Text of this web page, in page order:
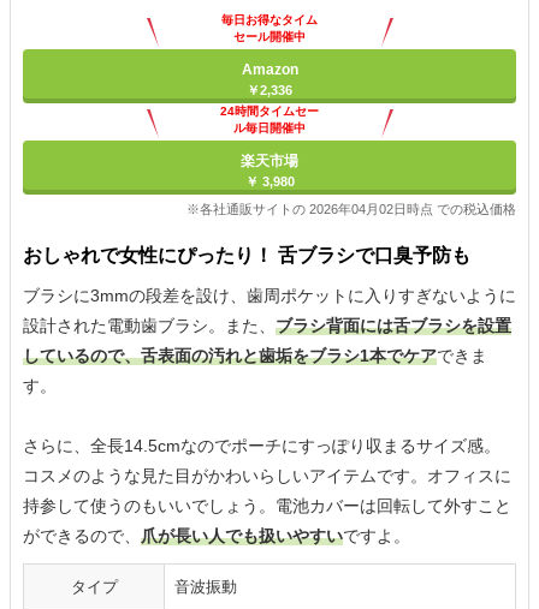
毎日お得なタイム
セール開催中
Amazon
￥2,336
24時間タイムセー
ル毎日開催中
楽天市場
￥ 3,980
※各社通販サイトの 2026年04月02日時点 での税込価格
おしゃれで女性にぴったり！ 舌ブラシで口臭予防も
ブラシに3mmの段差を設け、歯周ポケットに入りすぎないように
設計された電動歯ブラシ。また、 ブラシ背面には舌ブラシを設置
しているので、舌表面の汚れと歯垢をブラシ1本でケアできま
す。
さらに、全長14.5cmなのでポーチにすっぽり収まるサイズ感。
コスメのような見た目がかわいらしいアイテムです。オフィスに
持参して使うのもいいでしょう。電池カバーは回転して外すこと
ができるので、 爪が長い人でも扱いやすいですよ。
タイプ 音波振動